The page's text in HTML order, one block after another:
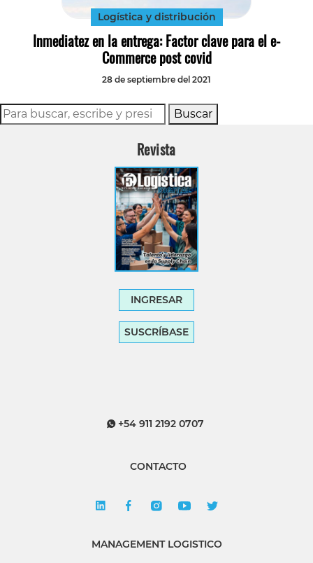
Logística y distribución
Inmediatez en la entrega: Factor clave para el e-
Commerce post covid
28 de septiembre del 2021
Buscar
Revista
INGRESAR
SUSCRÍBASE
+54 911 2192 0707
CONTACTO
MANAGEMENT LOGISTICO